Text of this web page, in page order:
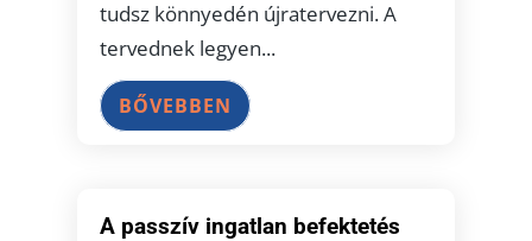
tudsz könnyedén újratervezni. A
tervednek legyen...
BŐVEBBEN
A passzív ingatlan befektetés